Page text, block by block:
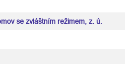
se zvláštním režimem, z. ú.